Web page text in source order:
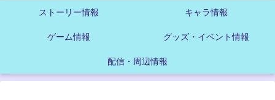
ストーリー情報 キャラ情報
ゲーム情報 グッズ・イベント情報
配信・周辺情報